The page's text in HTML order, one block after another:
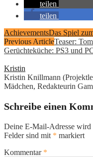
teilen
teilen
AchievementsDas Spiel
Previous ArticleTeaser:
Gerüchteküche: PS3 und
Kristin
Kristin Knillmann
Mädchen, Redakteurin
Schreibe einen
Deine E-Mail-Adresse
Felder sind mit * markiert
Kommentar *